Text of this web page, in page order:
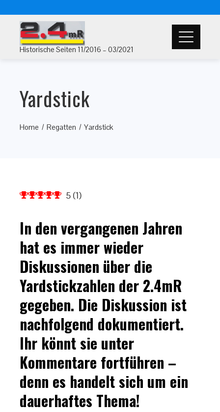
Historische Seiten 11/2016 – 03/2021
Yardstick
Home Regatten Yardstick
5 (1)
In den vergangenen Jahren
hat es immer wieder
Diskussionen über die
Yardstickzahlen der 2.4mR
gegeben. Die Diskussion ist
nachfolgend dokumentiert.
Ihr könnt sie unter
Kommentare fortführen –
denn es handelt sich um ein
dauerhaftes Thema!